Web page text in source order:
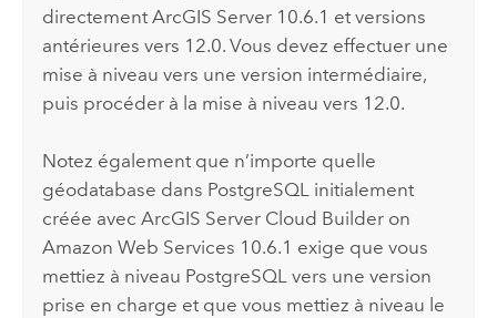
directementArcGIS Server 10.6.1 et versions
antérieures vers 12.0. Vous devez effectuer une
mise à niveau vers une version intermédiaire,
puis procéder à la mise à niveau vers 12.0.
Notez également que n’importe quelle
géodatabase dans PostgreSQL initialement
créée avecArcGIS Server Cloud Builder on
Amazon Web Services 10.6.1 exige que vous
mettiez à niveau PostgreSQL vers une version
prise en charge et que vous mettiez à niveau le